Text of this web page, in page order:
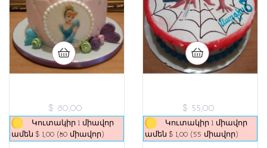
$ 80,00
Կուտակիր 1 միավոր
ամեն $ 1,00 (80 միավոր)
$ 55,00
Կուտակիր 1 միավոր
ամեն $ 1,00 (55 միավոր)